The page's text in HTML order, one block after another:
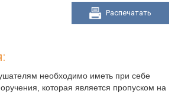
Распечатать
необходимо иметь при себе
которая является пропуском на